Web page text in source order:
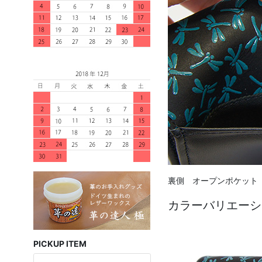
PICKUP ITEM
裏側 オープンポケット
カラーバリエー